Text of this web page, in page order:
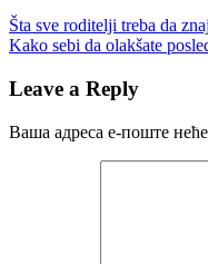
Кретање
чланка
Previous
Post:
Šta sve roditelji treba da
Next
Kako sebi da olakšate
Leave a Reply
Ваша адреса е-поште